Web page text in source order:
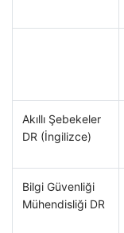
Akıllı Şebekeler
DR (İngilizce)
Bilgi Güvenliği
Mühendisliği DR